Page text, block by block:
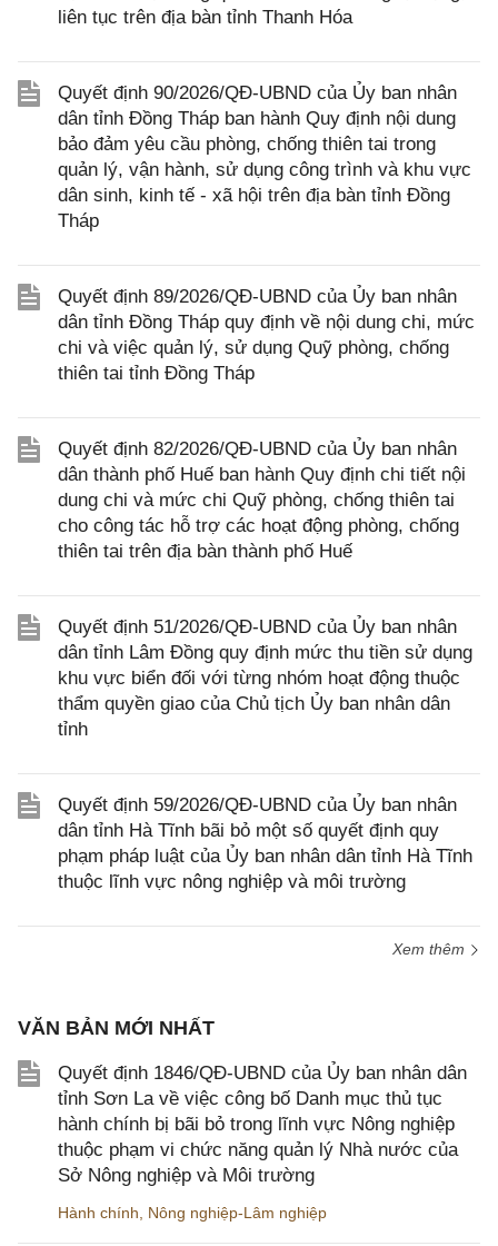
liên tục trên địa bàn tỉnh Thanh Hóa
Quyết định 90/2026/QĐ-UBND của Ủy ban nhân
dân tỉnh Đồng Tháp ban hành Quy định nội dung
bảo đảm yêu cầu phòng, chống thiên tai trong
quản lý, vận hành, sử dụng công trình và khu vực
dân sinh, kinh tế - xã hội trên địa bàn tỉnh Đồng
Tháp
Quyết định 89/2026/QĐ-UBND của Ủy ban nhân
dân tỉnh Đồng Tháp quy định về nội dung chi, mức
chi và việc quản lý, sử dụng Quỹ phòng, chống
thiên tai tỉnh Đồng Tháp
Quyết định 82/2026/QĐ-UBND của Ủy ban nhân
dân thành phố Huế ban hành Quy định chi tiết nội
dung chi và mức chi Quỹ phòng, chống thiên tai
cho công tác hỗ trợ các hoạt động phòng, chống
thiên tai trên địa bàn thành phố Huế
Quyết định 51/2026/QĐ-UBND của Ủy ban nhân
dân tỉnh Lâm Đồng quy định mức thu tiền sử dụng
khu vực biển đối với từng nhóm hoạt động thuộc
thẩm quyền giao của Chủ tịch Ủy ban nhân dân
tỉnh
Quyết định 59/2026/QĐ-UBND của Ủy ban nhân
dân tỉnh Hà Tĩnh bãi bỏ một số quyết định quy
phạm pháp luật của Ủy ban nhân dân tỉnh Hà Tĩnh
thuộc lĩnh vực nông nghiệp và môi trường
Xem thêm
VĂN BẢN MỚI NHẤT
Quyết định 1846/QĐ-UBND của Ủy ban nhân dân
tỉnh Sơn La về việc công bố Danh mục thủ tục
hành chính bị bãi bỏ trong lĩnh vực Nông nghiệp
thuộc phạm vi chức năng quản lý Nhà nước của
Sở Nông nghiệp và Môi trường
Hành chính Nông nghiệp-Lâm nghiệp